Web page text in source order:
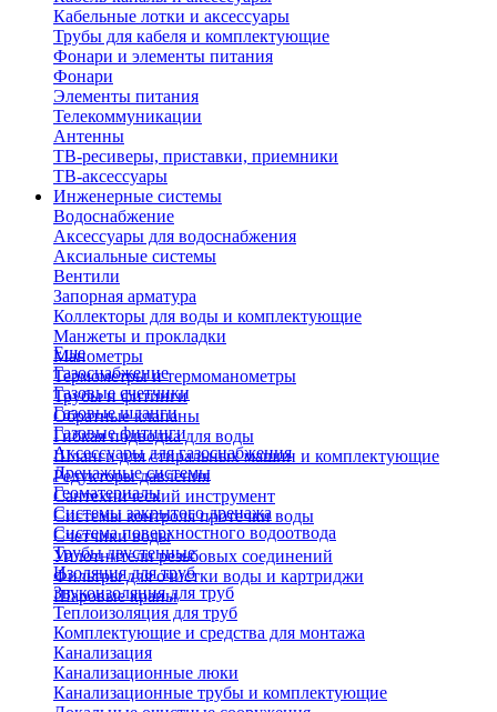
Кабельные лотки и аксессуары
Трубы для кабеля и комплектующие
Фонари и элементы питания
Фонари
Элементы питания
Телекоммуникации
Антенны
ТВ-ресиверы, приставки, приемники
ТВ-аксессуары
Инженерные системы
Водоснабжение
Аксессуары для водоснабжения
Аксиальные системы
Вентили
Запорная арматура
Коллекторы для воды и комплектующие
Манжеты и прокладки
Манометры
Термометры и термоманометры
Трубы и фитинги
Обратные клапаны
Гибкая подводка для воды
Шланги для стиральных машин и комплектующие
Редукторы давления
Сантехнический инструмент
Системы контроля протечки воды
Счетчики воды
Уплотнители резьбовых соединений
Фильтры для очистки воды и картриджи
Шаровые краны
Еще
Газоснабжение
Газовые счетчики
Газовые шланги
Газовые фитинги
Аксессуары для газоснабжения
Дренажные системы
Геоматериалы
Системы закрытого дренажа
Система поверхностного водоотвода
Трубы двустенные
Изоляция для труб
Звукоизоляция для труб
Теплоизоляция для труб
Комплектующие и средства для монтажа
Канализация
Канализационные люки
Канализационные трубы и комплектующие